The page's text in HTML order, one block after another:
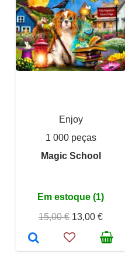
Enjoy
1 000 peças
Magic School
Em estoque (1)
15,00 € 13,00 €